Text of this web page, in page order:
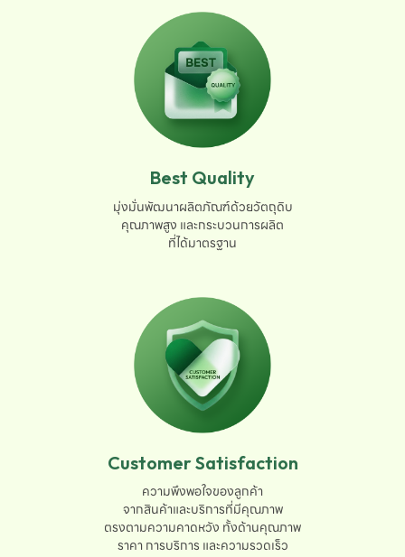
Best Quality
มุ่งมั่นพัฒนาผลิตภัณฑ์ด้วยวัตถุดิบ
คุณภาพสูง และกระบวนการผลิต
ที่ได้มาตรฐาน
Customer Satisfaction
ความพึงพอใจของลูกค้า
จากสินค้าและบริการที่มีคุณภาพ
ตรงตามความคาดหวัง ทั้งด้านคุณภาพ
ราคา การบริการ และความรวดเร็ว